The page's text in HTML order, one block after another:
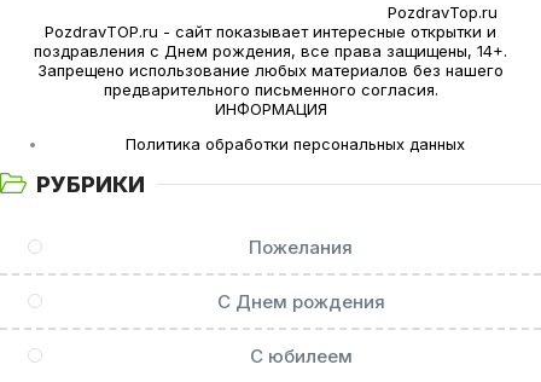
PozdravTop.ru
PozdravTOP.ru - сайт показывает интересные открытки и
поздравления с Днем рождения, все права защищены, 14+.
Запрещено использование любых материалов без нашего
предварительного письменного согласия.
ИНФОРМАЦИЯ
Политика обработки персональных данных
РУБРИКИ
Пожелания
С Днем рождения
С юбилеем